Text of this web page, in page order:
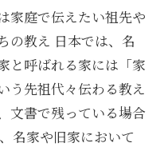
家庭で伝えたい祖先や
の教え 日本では、名
と呼ばれる家には「家
う先祖代々伝わる教え
文書で残っている場合
名家や旧家において